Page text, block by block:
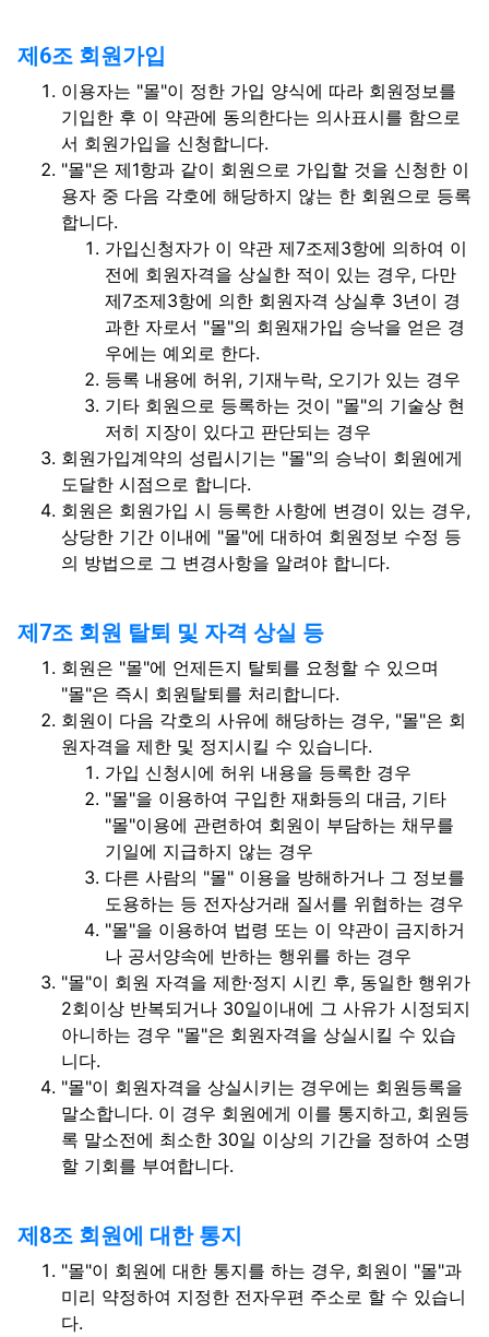
제6조 회원가입
이용자는 "몰"이 정한 가입 양식에 따라 회원정보를
기입한 후 이 약관에 동의한다는 의사표시를 함으로
서 회원가입을 신청합니다.
"몰"은 제1항과 같이 회원으로 가입할 것을 신청한 이
용자 중 다음 각호에 해당하지 않는 한 회원으로 등록
합니다.
가입신청자가 이 약관 제7조제3항에 의하여 이
전에 회원자격을 상실한 적이 있는 경우, 다만
제7조제3항에 의한 회원자격 상실후 3년이 경
과한 자로서 "몰"의 회원재가입 승낙을 얻은 경
우에는 예외로 한다.
등록 내용에 허위, 기재누락, 오기가 있는 경우
기타 회원으로 등록하는 것이 "몰"의 기술상 현
저히 지장이 있다고 판단되는 경우
회원가입계약의 성립시기는 "몰"의 승낙이 회원에게
도달한 시점으로 합니다.
회원은 회원가입 시 등록한 사항에 변경이 있는 경우,
상당한 기간 이내에 "몰"에 대하여 회원정보 수정 등
의 방법으로 그 변경사항을 알려야 합니다.
제7조 회원 탈퇴 및 자격 상실 등
회원은 "몰"에 언제든지 탈퇴를 요청할 수 있으며
"몰"은 즉시 회원탈퇴를 처리합니다.
회원이 다음 각호의 사유에 해당하는 경우, "몰"은 회
원자격을 제한 및 정지시킬 수 있습니다.
가입 신청시에 허위 내용을 등록한 경우
"몰"을 이용하여 구입한 재화등의 대금, 기타
"몰"이용에 관련하여 회원이 부담하는 채무를
기일에 지급하지 않는 경우
다른 사람의 "몰" 이용을 방해하거나 그 정보를
도용하는 등 전자상거래 질서를 위협하는 경우
"몰"을 이용하여 법령 또는 이 약관이 금지하거
나 공서양속에 반하는 행위를 하는 경우
"몰"이 회원 자격을 제한·정지 시킨 후, 동일한 행위가
2회이상 반복되거나 30일이내에 그 사유가 시정되지
아니하는 경우 "몰"은 회원자격을 상실시킬 수 있습
니다.
"몰"이 회원자격을 상실시키는 경우에는 회원등록을
말소합니다. 이 경우 회원에게 이를 통지하고, 회원등
록 말소전에 최소한 30일 이상의 기간을 정하여 소명
할 기회를 부여합니다.
제8조 회원에 대한 통지
"몰"이 회원에 대한 통지를 하는 경우, 회원이 "몰"과
미리 약정하여 지정한 전자우편 주소로 할 수 있습니
다.